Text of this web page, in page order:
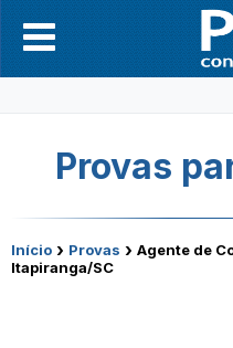
Provas
Início › Provas › Agente de
Itapiranga/SC